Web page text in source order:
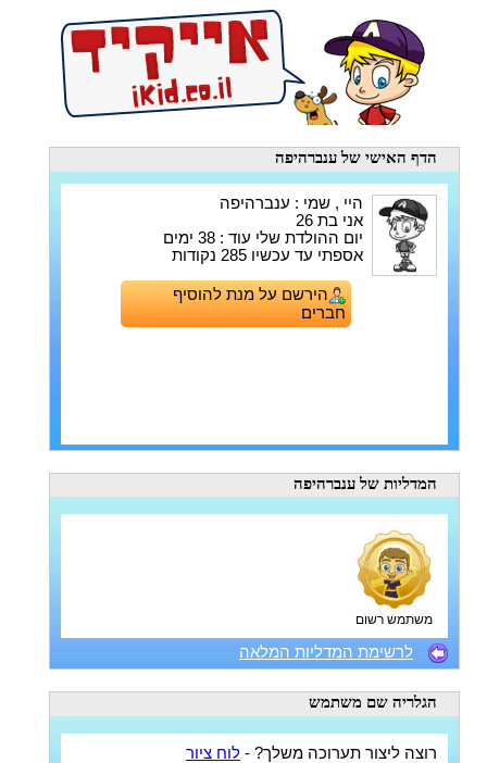
הדף האישי של ענברהיפה
היי , שמי : ענברהיפה
אני בת 26
יום ההולדת שלי עוד : 38 ימים
אספתי עד עכשיו 285 נקודות
הירשם על מנת להוסיף
חברים
המדליות של ענברהיפה
משתמש רשום
לרשימת המדליות המלאה
הגלריה שם משתמש
רוצה ליצור תערוכה משלך? - לוח ציור